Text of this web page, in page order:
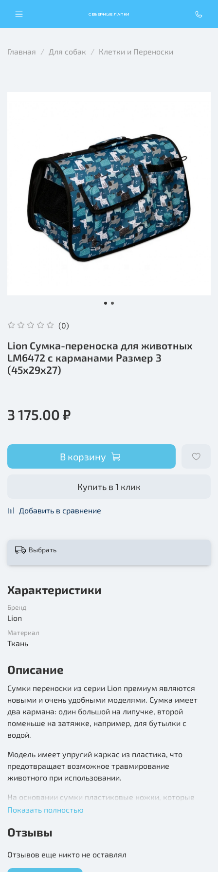
СЕВЕРНЫЕ ЛАПКИ
Главная Для собак Клетки и Переноски
(0)
Lion Сумка-переноска для животных
LM6472 с карманами Размер 3
(45x29x27)
3 175.00 ₽
В корзину
Купить в 1 клик
Добавить в сравнение
Выбрать
Характеристики
Бренд
Lion
Материал
Ткань
Описание
Сумки переноски из серии Lion премиум являются
новыми и очень удобными моделями. Сумка имеет
два кармана: один большой на липучке, второй
поменьше на затяжке, например, для бутылки с
водой.
Модель имеет упругий каркас из пластика, что
предотвращает возможное травмирование
животного при использовании.
На основании сумки пластиковые ножки, которые
предотвращают дно от загрязнения и истирания.
прошита. В комплекте с сумкой идет удобный
возможностью регулировки по высоте. Сетка -
окошко с обеих сторон сумки дает дополнительную
Показать полностью
Отзывы
Отзывов еще никто не оставлял